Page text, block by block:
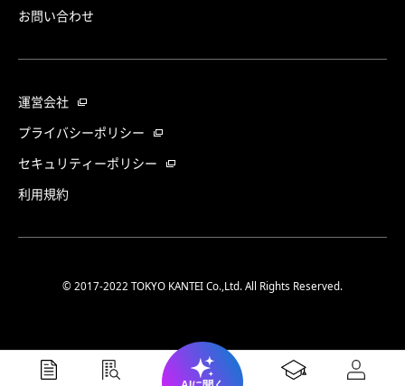
お問い合わせ
運営会社
プライバシーポリシー
セキュリティーポリシー
利用規約
© 2017-2022 TOKYO KANTEI Co.,Ltd. All Rights Reserved.